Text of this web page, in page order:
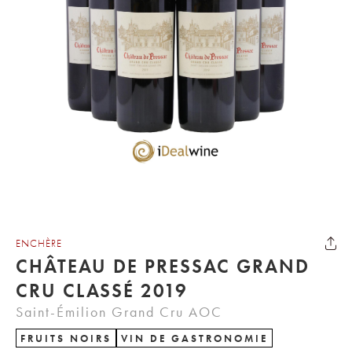
ENCHÈRE
CHÂTEAU DE PRESSAC GRAND
CRU CLASSÉ 2019
Saint-Émilion Grand Cru AOC
FRUITS NOIRS VIN DE GASTRONOMIE